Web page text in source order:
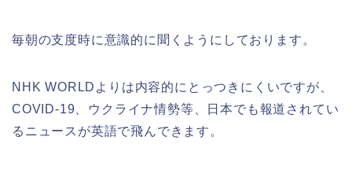
毎朝の支度時に意識的に聞くようにしております。
NHK WORLDよりは内容的にとっつきにくいですが、
COVID-19、ウクライナ情勢等、日本でも報道されてい
るニュースが英語で飛んできます。